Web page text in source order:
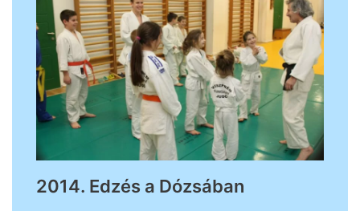
2014. Edzés a Dózsában